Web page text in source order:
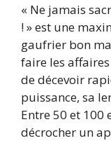
« Ne jamais
! » est une
gaufrier bon
faire les
de décevoir
puissance, sa
Entre 50 et 100
décrocher un